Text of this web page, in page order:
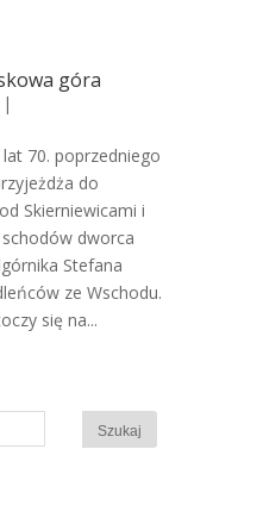
góra
|
70. poprzedniego
do
Skierniewicami i
dworca
Stefana
ze Wschodu.
się na...